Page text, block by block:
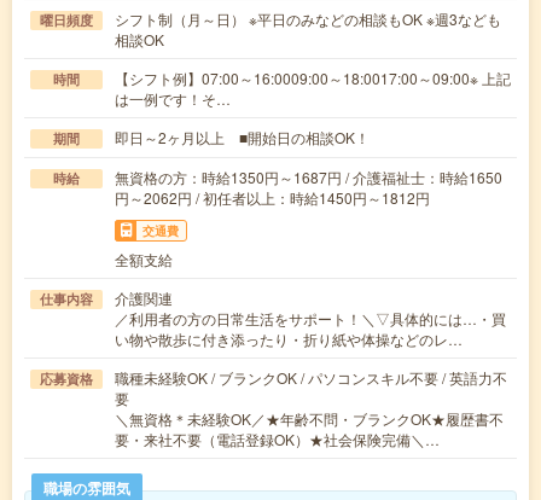
曜日頻度
シフト制（月～日） ※平日のみなどの相談もOK ※週3なども
相談OK
時間
【シフト例】07:00～16:0009:00～18:0017:00～09:00※ 上記
は一例です！そ…
期間 即日～2ヶ月以上 ■開始日の相談OK！
時給
無資格の方：時給1350円～1687円 / 介護福祉士：時給1650
円～2062円 / 初任者以上：時給1450円～1812円
交通費
全額支給
仕事内容
介護関連
／利用者の方の日常生活をサポート！＼▽具体的には…・買
い物や散歩に付き添ったり・折り紙や体操などのレ…
応募資格
職種未経験OK / ブランクOK / パソコンスキル不要 / 英語力不
要
＼無資格＊未経験OK／★年齢不問・ブランクOK★履歴書不
要・来社不要（電話登録OK）★社会保険完備＼…
職場の雰囲気